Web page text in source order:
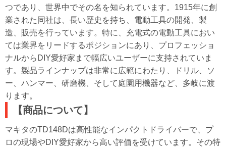
つであり、世界中でその名を知られています。1915年に創
業された同社は、長い歴史を持ち、電動工具の開発、製
造、販売を行っています。特に、充電式の電動工具におい
ては業界をリードするポジションにあり、プロフェッショ
ナルからDIY愛好家まで幅広いユーザーに支持されていま
す。製品ラインナップは非常に広範にわたり、ドリル、ソ
ー、ハンマー、研磨機、そして庭園用機器など、多岐に渡
ります。
【商品について】
マキタのTD148Dは高性能なインパクトドライバーで、プ
ロの現場やDIY愛好家から高い評価を受けています。その特